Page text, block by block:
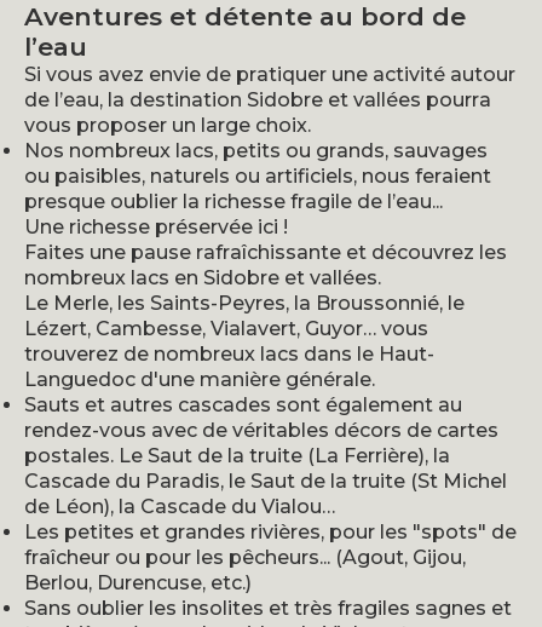
Aventures et détente au bord de
l’eau
Si vous avez envie de pratiquer une activité autour
de l’eau, la destination Sidobre et vallées pourra
vous proposer un large choix.
Nos nombreux lacs, petits ou grands, sauvages
ou paisibles, naturels ou artificiels, nous feraient
presque oublier la richesse fragile de l’eau...
Une richesse préservée ici !
Faites une pause rafraîchissante et découvrez les
nombreux lacs en Sidobre et vallées.
Le Merle, les Saints-Peyres, la Broussonnié, le
Lézert, Cambesse, Vialavert, Guyor… vous
trouverez de nombreux lacs dans le Haut-
Languedoc d'une manière générale.
Sauts et autres cascades sont également au
rendez-vous avec de véritables décors de cartes
postales. Le Saut de la truite (La Ferrière), la
Cascade du Paradis, le Saut de la truite (St Michel
de Léon), la Cascade du Vialou…
Les petites et grandes rivières, pour les "spots" de
fraîcheur ou pour les pêcheurs... (Agout, Gijou,
Berlou, Durencuse, etc.)
Sans oublier les insolites et très fragiles sagnes et